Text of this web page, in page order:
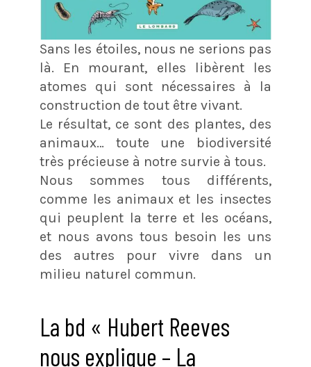
Sans les étoiles, nous ne serions pas
là. En mourant, elles libèrent les
atomes qui sont nécessaires à la
construction de tout être vivant.
Le résultat, ce sont des plantes, des
animaux… toute une biodiversité
très précieuse à notre survie à tous.
Nous sommes tous différents,
comme les animaux et les insectes
qui peuplent la terre et les océans,
et nous avons tous besoin les uns
des autres pour vivre dans un
milieu naturel commun.
La bd « Hubert Reeves
nous explique – La